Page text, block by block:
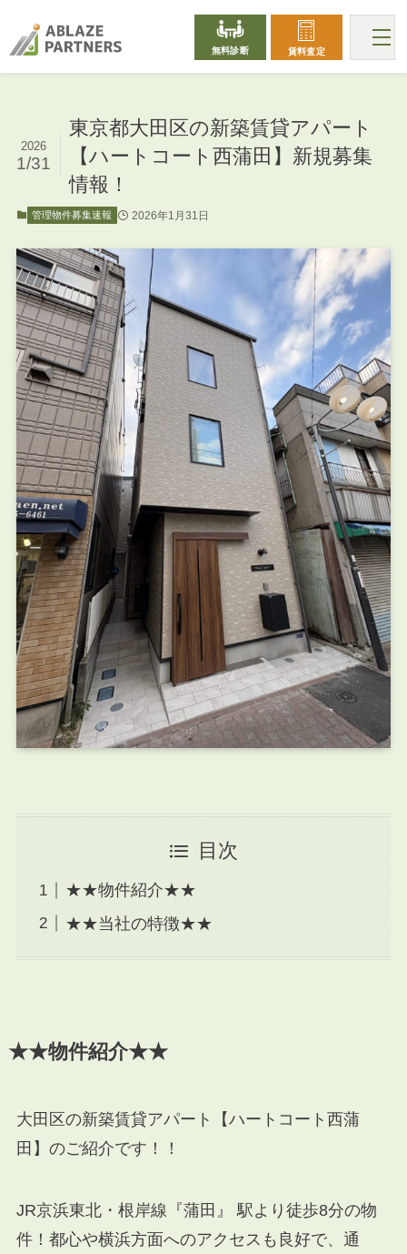
無料診断 賃料査定
東京都大田区の新築賃貸アパート
【ハートコート西蒲田】新規募集
情報！
2026
1/31
管理物件募集速報 2026年1月31日
目次
★★物件紹介★★
★★当社の特徴★★
★★物件紹介★★
大田区の新築賃貸アパート【ハートコート西蒲
田】のご紹介です！！
JR京浜東北・根岸線『蒲田』 駅より徒歩8分の物
件！都心や横浜方面へのアクセスも良好で、通